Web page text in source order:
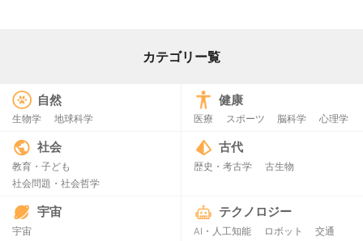
カテゴリー覧
自然
生物学 地球科学
健康
医療 スポーツ 脳科学 心理学
社会
教育・子ども
社会問題・社会哲学
古代
歴史・考古学 古生物
宇宙
宇宙
テクノロジー
AI・人工知能 ロボット
交通